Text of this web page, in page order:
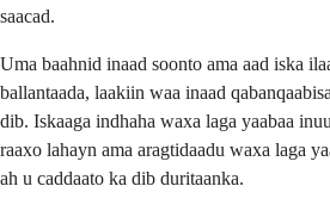
saacad.
Uma baahnid inaad soonto ama aad iska
ballantaada, laakiin waa inaad
dib. Iskaaga indhaha waxa laga yaabaa
raaxo lahayn ama aragtidaadu waxa laga
ah u caddaato ka dib duritaanka.